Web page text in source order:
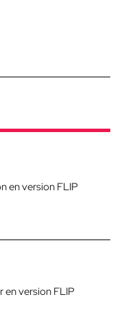
en version FLIP
en version FLIP